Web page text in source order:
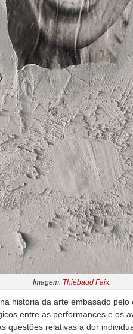
Imagem: Thiébaud Faix.
história da arte embasado pelo
entre as performances e os
questões relativas a dor